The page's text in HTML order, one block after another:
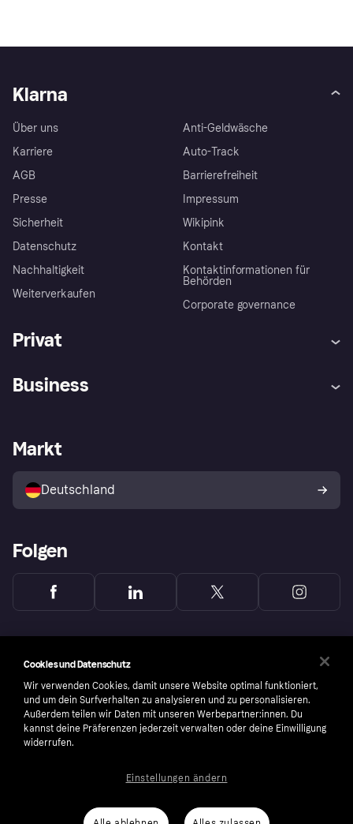
Klarna
Über uns
Karriere
AGB
Presse
Sicherheit
Datenschutz
Nachhaltigkeit
Weiterverkaufen
Anti-Geldwäsche
Auto-Track
Barrierefreiheit
Impressum
Wikipink
Kontakt
Kontaktinformationen für
Behörden
Corporate governance
Privat
Klarna App
Shops entdecken
Käuferschutzrichtlinie
Dein Widerrufsrecht
Business
Händlerportal
Markt
Deutschland
Folgen
number: 556737-0431
Cookies und Datenschutz
Wir verwenden Cookies, damit unsere Website optimal funktioniert,
und um dein Surfverhalten zu analysieren und zu personalisieren.
Außerdem teilen wir Daten mit unseren Werbepartner:innen. Du
kannst deine Präferenzen jederzeit verwalten oder deine Einwilligung
widerrufen.
Einstellungen ändern